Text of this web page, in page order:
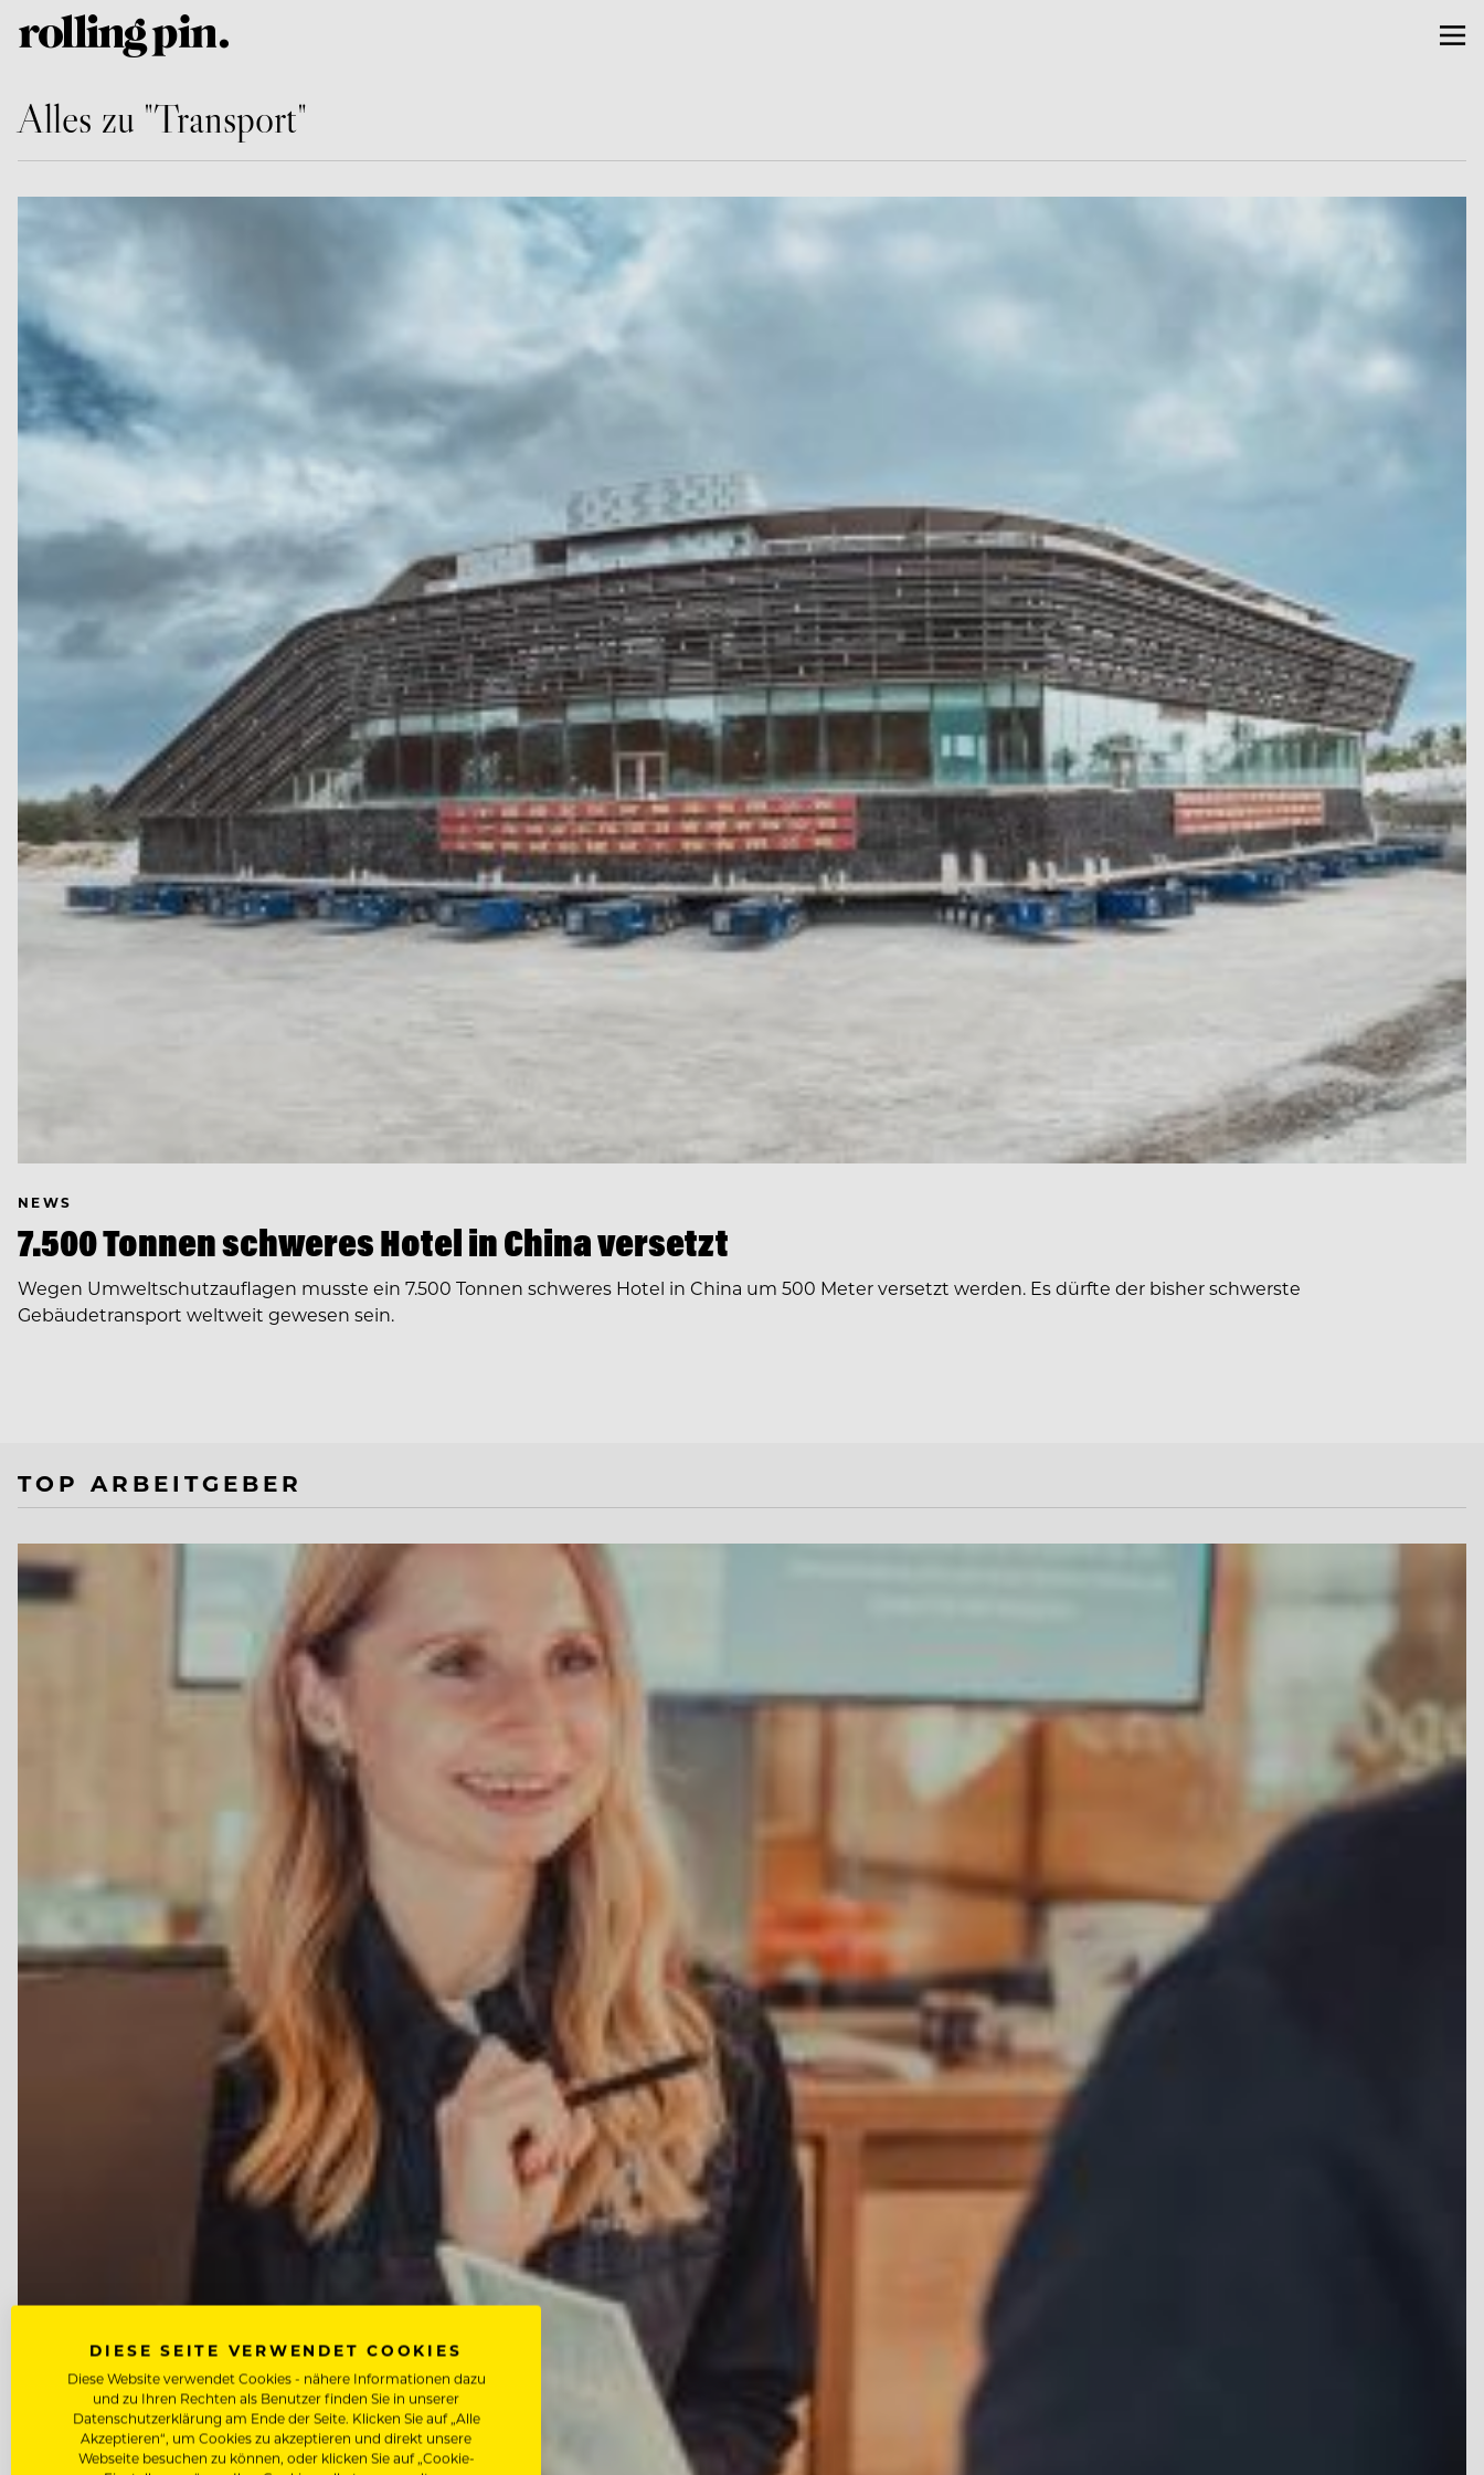
Alles zu "Transport"
NEWS
7.500 Tonnen schweres Hotel in China versetzt
Wegen Umweltschutzauflagen musste ein 7.500 Tonnen schweres Hotel in China um 500 Meter versetzt werden. Es dürfte der bisher schwerste
Gebäudetransport weltweit gewesen sein.
TOP ARBEITGEBER
DIESE SEITE VERWENDET COOKIES
Diese Website verwendet Cookies - nähere Informationen dazu
und zu Ihren Rechten als Benutzer finden Sie in unserer
Datenschutzerklärung am Ende der Seite. Klicken Sie auf „Alle
Akzeptieren“, um Cookies zu akzeptieren und direkt unsere
Webseite besuchen zu können, oder klicken Sie auf „Cookie-